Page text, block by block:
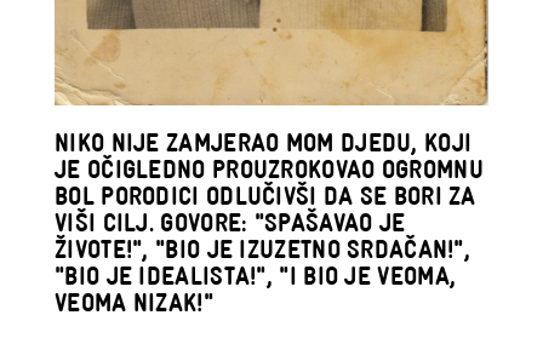
NIKO NIJE ZAMJERAO MOM DJEDU, KOJI
JE OČIGLEDNO PROUZROKOVAO OGROMNU
BOL PORODICI ODLUČIVŠI DA SE BORI ZA
VIŠI CILJ. GOVORE: "SPAŠAVAO JE
ŽIVOTE!", "BIO JE IZUZETNO SRDAČAN!",
"BIO JE IDEALISTA!", "I BIO JE VEOMA,
VEOMA NIZAK!"